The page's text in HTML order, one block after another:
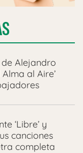
Alejandro
Alma al Aire’
‘Libre’ y
canciones
completa